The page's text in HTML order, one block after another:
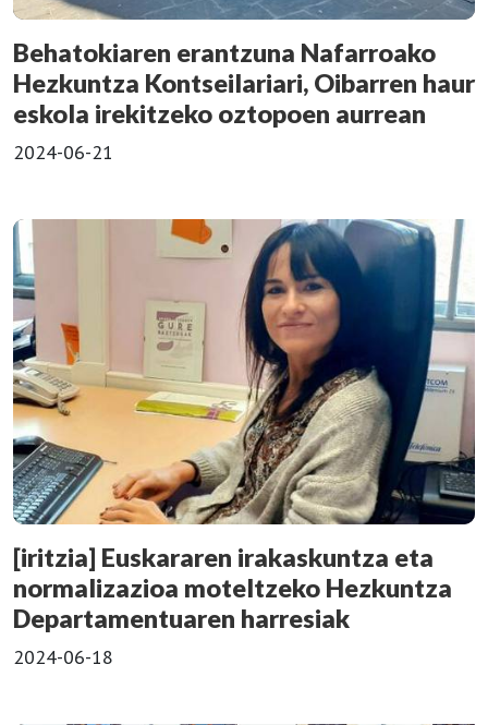
Behatokiaren erantzuna Nafarroako
Hezkuntza Kontseilariari, Oibarren haur
eskola irekitzeko oztopoen aurrean
2024-06-21
[iritzia] Euskararen irakaskuntza eta
normalizazioa moteltzeko Hezkuntza
Departamentuaren harresiak
2024-06-18